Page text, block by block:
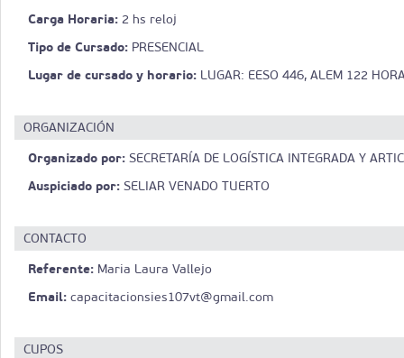
Carga Horaria: 2 hs reloj
Tipo de Cursado: PRESENCIAL
Lugar de cursado y horario: LUGAR: EESO 446, ALEM 122
ORGANIZACIÓN
Organizado por: SECRETARÍA DE LOGÍSTICA INTEGRADA Y
Auspiciado por: SELIAR VENADO TUERTO
CONTACTO
Referente: Maria Laura Vallejo
Email: capacitacionsies107vt@gmail.com
CUPOS